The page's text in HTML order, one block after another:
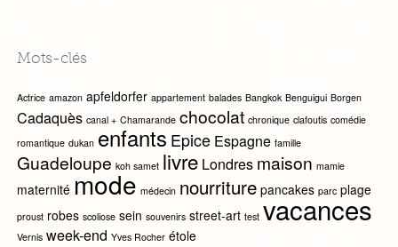
Mots-clés
Actrice amazon apfeldorfer appartement balades Bangkok Benguigui Borgen
Cadaquès canal + Chamarande chocolat chronique clafoutis comédie
romantique dukan enfants Epice Espagne famille
Guadeloupe koh samet livre Londres maison mamie
maternité mode médecin nourriture pancakes parc plage
proust robes scoliose sein souvenirs street-art test vacances
Vernis week-end Yves Rocher étole